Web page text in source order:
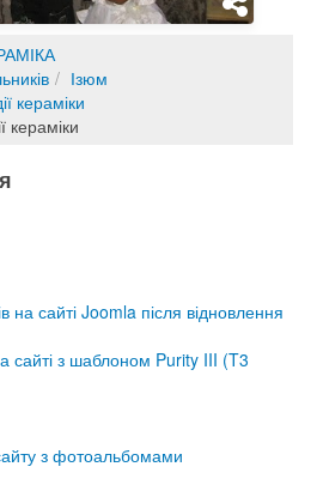
Ізюм
кераміки
кераміки
на сайті Joomla після відновлення
сайті з шаблоном Purity III (T3
з фотоальбомами